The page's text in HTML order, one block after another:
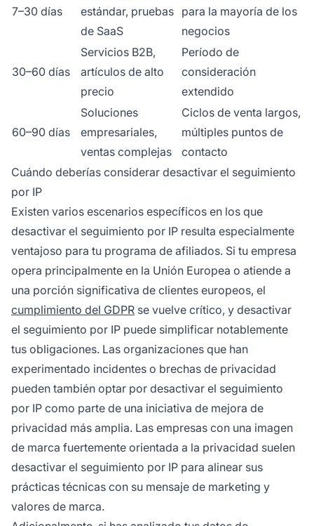
7–30 días
estándar, pruebas
de SaaS
para la mayoría de los
negocios
30–60 días
Servicios B2B,
artículos de alto
precio
Período de
consideración
extendido
60–90 días
Soluciones
empresariales,
ventas complejas
Ciclos de venta largos,
múltiples puntos de
contacto
Cuándo deberías considerar desactivar el seguimiento
por IP
Existen varios escenarios específicos en los que
desactivar el seguimiento por IP resulta especialmente
ventajoso para tu programa de afiliados. Si tu empresa
opera principalmente en la Unión Europea o atiende a
una porción significativa de clientes europeos, el
cumplimiento del GDPR se vuelve crítico, y desactivar
el seguimiento por IP puede simplificar notablemente
tus obligaciones. Las organizaciones que han
experimentado incidentes o brechas de privacidad
pueden también optar por desactivar el seguimiento
por IP como parte de una iniciativa de mejora de
privacidad más amplia. Las empresas con una imagen
de marca fuertemente orientada a la privacidad suelen
desactivar el seguimiento por IP para alinear sus
prácticas técnicas con su mensaje de marketing y
valores de marca.